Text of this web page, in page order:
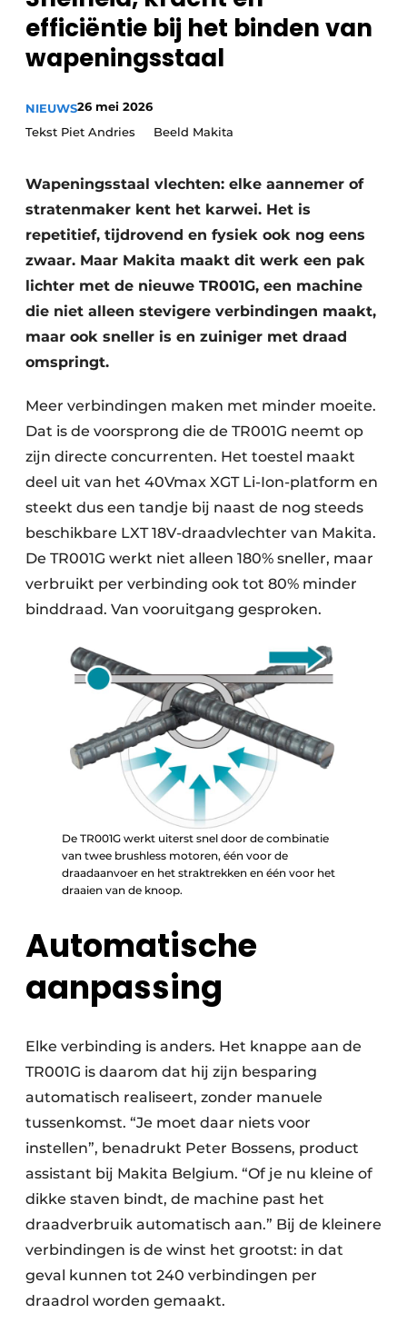
Privacy / Cookie statement
Vacature aanmelden
Vacatures
Video’s
efficiëntie bij het binden van
wapeningsstaal
NIEUWS26 mei 2026
Tekst Piet Andries Beeld Makita
Wapeningsstaal vlechten: elke aannemer of
stratenmaker kent het karwei. Het is
repetitief, tijdrovend en fysiek ook nog eens
zwaar. Maar Makita maakt dit werk een pak
lichter met de nieuwe TR001G, een machine
die niet alleen stevigere verbindingen maakt,
maar ook sneller is en zuiniger met draad
omspringt.
Meer verbindingen maken met minder moeite.
Dat is de voorsprong die de TR001G neemt op
zijn directe concurrenten. Het toestel maakt
deel uit van het 40Vmax XGT Li-Ion-platform en
steekt dus een tandje bij naast de nog steeds
beschikbare LXT 18V-draadvlechter van Makita.
De TR001G werkt niet alleen 180% sneller, maar
verbruikt per verbinding ook tot 80% minder
binddraad. Van vooruitgang gesproken.
De TR001G werkt uiterst snel door de combinatie
van twee brushless motoren, één voor de
draadaanvoer en het straktrekken en één voor het
draaien van de knoop.
Automatische
aanpassing
Elke verbinding is anders. Het knappe aan de
TR001G is daarom dat hij zijn besparing
automatisch realiseert, zonder manuele
tussenkomst. “Je moet daar niets voor
instellen”, benadrukt Peter Bossens, product
assistant bij Makita Belgium. “Of je nu kleine of
dikke staven bindt, de machine past het
draadverbruik automatisch aan.” Bij de kleinere
verbindingen is de winst het grootst: in dat
geval kunnen tot 240 verbindingen per
draadrol worden gemaakt.